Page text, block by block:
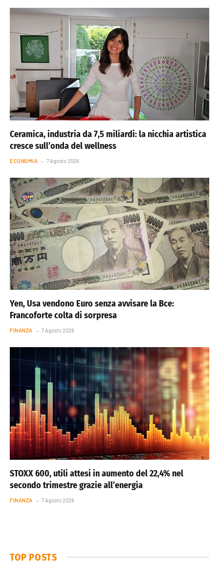
Ceramica, industria da 7,5 miliardi: la nicchia artistica
cresce sull’onda del wellness
ECONOMIA 7 Agosto 2026
Yen, Usa vendono Euro senza avvisare la Bce:
Francoforte colta di sorpresa
FINANZA 7 Agosto 2026
STOXX 600, utili attesi in aumento del 22,4% nel
secondo trimestre grazie all’energia
FINANZA 7 Agosto 2026
TOP POSTS